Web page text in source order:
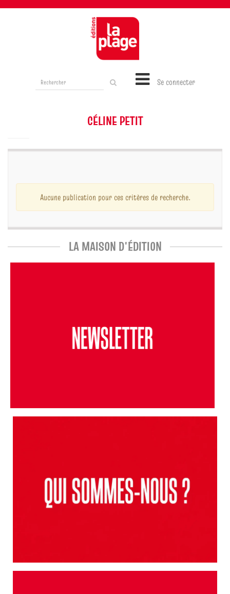
Se connecter
CÉLINE PETIT
Aucune publication pour ces critères de recherche.
LA MAISON D'ÉDITION